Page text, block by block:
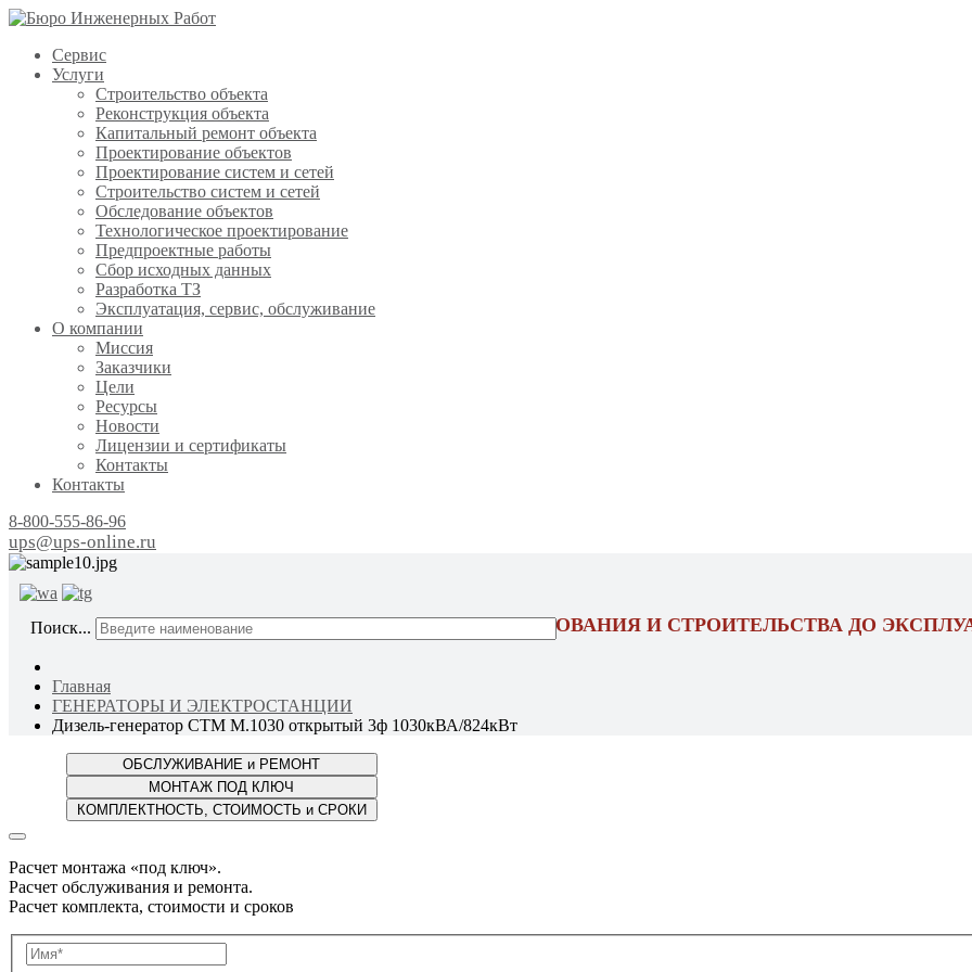
Сервис
Услуги
Строительство объекта
Реконструкция объекта
Капитальный ремонт объекта
Проектирование объектов
Проектирование систем и сетей
Строительство систем и сетей
Обследование объектов
Технологическое проектирование
Предпроектные работы
Сбор исходных данных
Разработка ТЗ
Эксплуатация, сервис, обслуживание
О компании
Миссия
Заказчики
Цели
Ресурсы
Новости
Лицензии и сертификаты
Контакты
Контакты
8-800-555-86-96
ups@ups-online.ru
ОТ ПРОЕКТИРОВАНИЯ И СТРОИТЕЛЬСТВА ДО
Поиск...
Главная
ГЕНЕРАТОРЫ И ЭЛЕКТРОСТАНЦИИ
Дизель-генератор СТМ М.1030 открытый 3ф 1030кВА/824кВт
Расчет монтажа «под ключ».
Расчет обслуживания и ремонта.
Расчет комплекта, стоимости и сроков